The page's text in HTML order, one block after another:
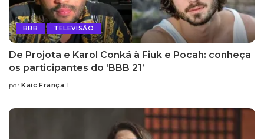
BBB TELEVISÃO
De Projota e Karol Conká à Fiuk e Pocah: conheça
os participantes do ‘BBB 21’
Posted
por Kaic França